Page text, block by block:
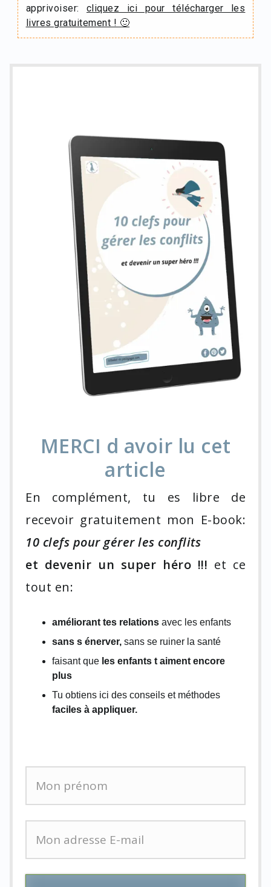
apprivoiser: cliquez ici pour télécharger les
livres gratuitement ! 🙂
MERCI d avoir lu cet
article
En complément, tu es libre de
recevoir gratuitement mon E-book:
10 clefs pour gérer les conflits
et devenir un super héro !!! et ce
tout en:
améliorant tes relations avec les enfants
sans s énerver, sans se ruiner la santé
faisant que les enfants t aiment encore
plus
Tu obtiens ici des conseils et méthodes
faciles à appliquer.